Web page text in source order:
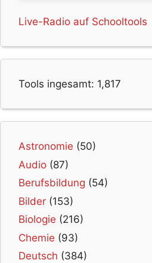
Live-Radio auf Schooltools
Tools ingesamt: 1,817
Astronomie (50)
Audio (87)
Berufsbildung (54)
Bilder (153)
Biologie (216)
Chemie (93)
Deutsch (384)